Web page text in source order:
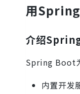
用
介绍
Spring Boot
内置开发